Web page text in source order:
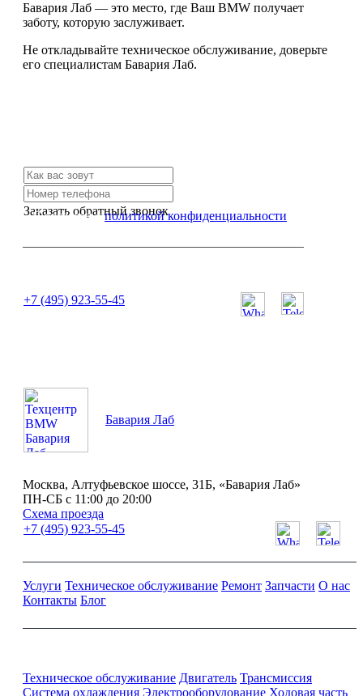
Бавария Лаб — это место, где Ваш BMW получает
заботу, которую заслуживает.
Не откладывайте техническое обслуживание, доверьте
его специалистам Бавария Лаб.
Заказать обратный звонок
Я согласен сполитикой конфиденциальности
+7 (495) 923-55-45
Бавария Лаб
Москва, Алтуфьевское шоссе, 31Б, «Бавария Лаб»
ПН-СБ с 11:00 до 20:00
Схема проезда
+7 (495) 923-55-45
Услуги Техническое обслуживание Ремонт Запчасти О нас
Контакты Блог
Техническое обслуживание Двигатель Трансмиссия
Система охлаждения Электрооборудование Ходовая часть